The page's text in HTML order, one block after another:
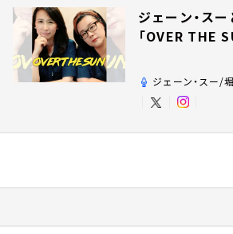
ジェーン・ス
「OVER THE
ジェーン・スー/